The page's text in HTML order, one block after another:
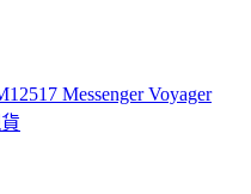
Messenger Voyager